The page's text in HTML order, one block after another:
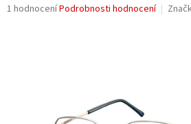
Průměrné
1 hodnoceníPodrobnosti hodnocení